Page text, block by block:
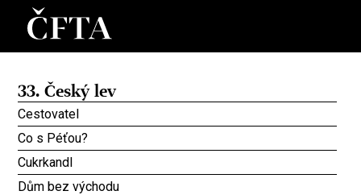
33. Český lev
Cestovatel
Co s Péťou?
Cukrkandl
Dům bez východu